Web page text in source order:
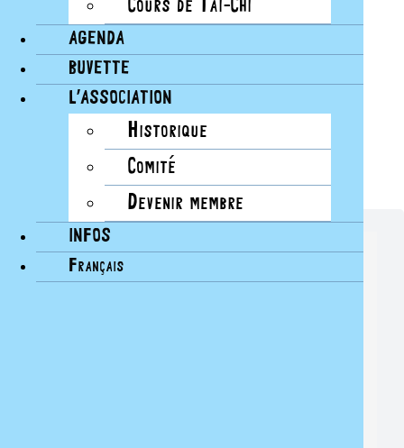
NEWSLETTER - BAINS DES PÂQUIS
Cours de Taï-Chi
AGENDA
BUVETTE
L’ASSOCIATION
Historique
Comité
Devenir membre
INFOS
Français